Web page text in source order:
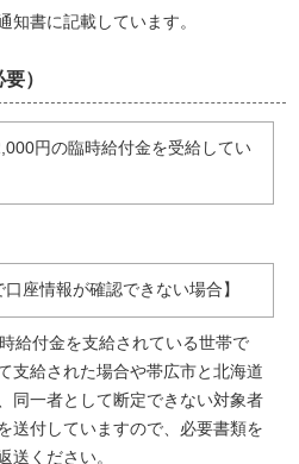
書に記載しています。
）
円の臨時給付金を受給してい
座情報が確認できない場合】
給付金を支給されている世帯で
支給された場合や帯広市と北海道
同一者として断定できない対象者
送付していますので、必要書類を
送ください。